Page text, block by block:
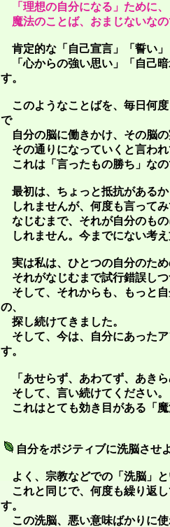
「理想の自分になる」ために
魔法のことば、おまじないな
肯定的な「自己宣言」「誓い
「心からの強い思い」「自己
す。
このようなことばを、毎日何
で
自分の脳に働きかけ、その脳
その通りになっていくと言わ
これは「言ったもの勝ち」な
最初は、ちょっと抵抗がある
しれませんが、何度も言って
なじむまで、それが自分のも
しれません。今までにない考
実は私は、ひとつの自分のた
それがなじむまで試行錯誤し
そして、それからも、もっと
の、
探し続けてきました。
そして、今は、自分にあった
す。
「あせらず、あわてず、あき
そして、言い続けてください。
これはとても効き目がある「
自分をポジティブに洗脳させ
よく、宗教などでの「洗脳」
これと同じで、何度も繰り返
す。
この洗脳、悪い意味ばかりに